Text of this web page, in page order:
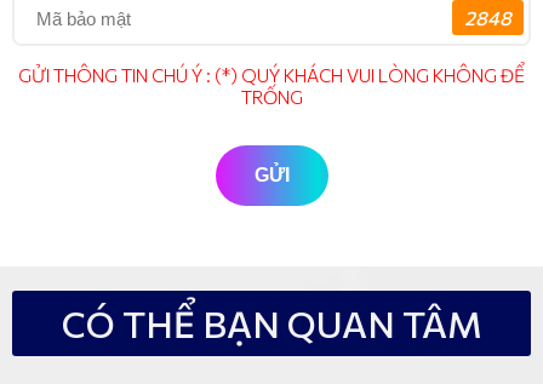
2848
GỬI THÔNG TIN CHÚ Ý : (*) QUÝ KHÁCH VUI LÒNG KHÔNG ĐỂ
TRỐNG
GỬI
CÓ THỂ BẠN QUAN TÂM